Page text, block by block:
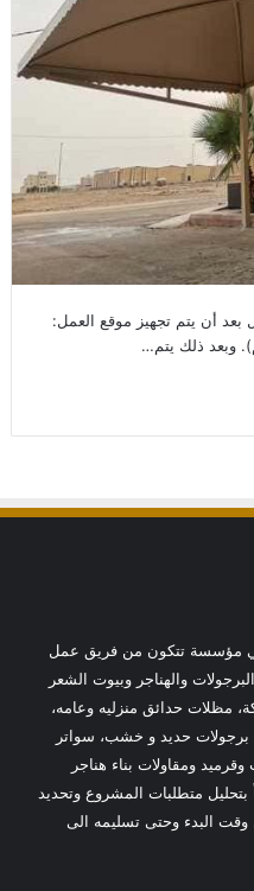
أن يتم تجهيز موقع العمل:
وبعد ذلك يتم…
مؤسسة تتكون من فريق عمل
والهناجر وبيوت الشعر
مظلات حدائق منزليه وعامه،
حديد و خشب، سواتر
ومقاولات بناء هناجر
متطلبات المشروع وتحديد
البدء وحتى تسليمه الى